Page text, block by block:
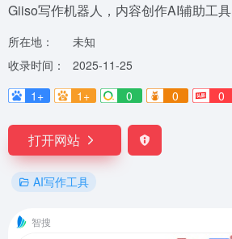
Giiso写作机器人，内容创作AI辅助工具
所在地：
未知
收录时间：
2025-11-25
1+
1+ 0 0 0
打开网站
AI写作工具
智搜